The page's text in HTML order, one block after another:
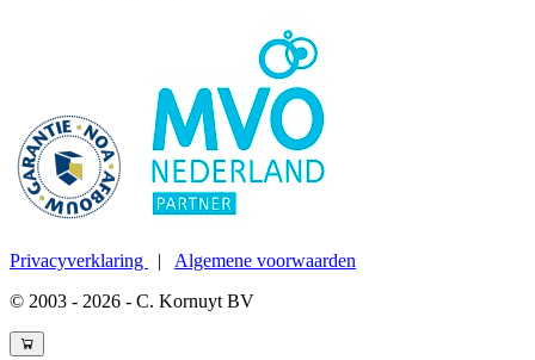
Privacyverklaring | Algemene voorwaarden
© 2003 - 2026 - C. Kornuyt BV